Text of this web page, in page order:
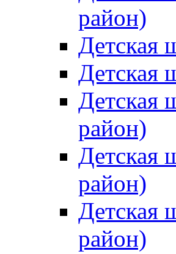
район)
Детская
Детская
Детская
район)
Детская
район)
Детская
район)